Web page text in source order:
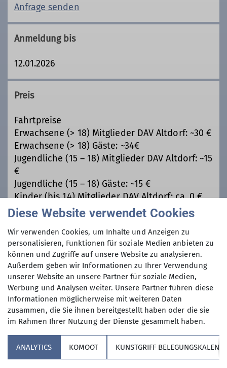
Anfrage senden
Anmeldung bis
12.01.2026
Preis
Fahrtpreise
Erwachsene (> 18) Mitglieder DAV Altdorf: ~30 €
Erwachsene (> 18) Gäste: ~34€
Jugendliche (15 – 18) Mitglieder DAV Altdorf: ~15
€
Jugendliche (15 – 18) Gäste: ~15 €
Kinder (bis 14) Mitglieder DAV Altdorf: ca. 0 €
Kinder (bis 14) Gäste: ca. 0 €
Der Fahrtpreis und das Geld für den Skipass
werden im Bus eingesammelt
Maximale Teilnehmeranzahl
48
Diese Website verwendet Cookies
Wir verwenden Cookies, um Inhalte und Anzeigen zu
personalisieren, Funktionen für soziale Medien anbieten zu
können und Zugriffe auf unsere Website zu analysieren.
Außerdem geben wir Informationen zu Ihrer Verwendung
unserer Website an unsere Partner für soziale Medien,
Werbung und Analysen weiter. Unsere Partner führen diese
Informationen möglicherweise mit weiteren Daten
zusammen, die Sie ihnen bereitgestellt haben oder die sie
im Rahmen Ihrer Nutzung der Dienste gesammelt haben.
ANALYTICS KOMOOT KUNSTGRIFF